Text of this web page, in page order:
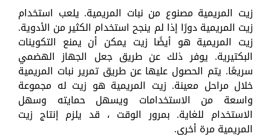
زيت المريمية مصنوع من نبات المريمية. يلعب استخدام
زيت المريمية دورًا إذا لم ينجح استخدام الكثير من الأدوية.
زيت المريمية هو أيضًا زيت يمكن أن يمنع التكوينات
البكتيرية. يوفر ذلك عن طريق جعل الجهاز الهضمي
سريعًا. يتم الحصول عليها عن طريق تمرير نبات المريمية
خلال مراحل معينة. زيت المريمية هو زيت له مجموعة
واسعة من الاستخدامات ويسهل حمايته وسهل
الاستخدام للغاية. بمرور الوقت ، قد يلزم إنتاج زيت
المريمية مرة أخرى.